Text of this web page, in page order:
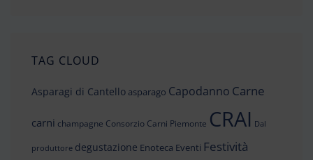
TAG CLOUD
Asparagi di Cantello asparago Capodanno Carne
carni champagne Consorzio Carni Piemonte CRAI Dal
produttore degustazione Enoteca Eventi Festività